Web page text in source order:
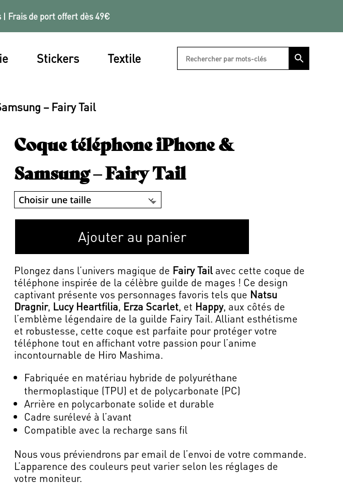
Frais de port offert dès 49€
Stickers Textile
– Fairy Tail
Coque téléphone iPhone &
Samsung – Fairy Tail
Ajouter au panier
Plongez dans l’univers magique de Fairy Tailavec cette coque de
téléphone inspirée de la célèbre guilde de mages ! Ce design
captivant présente vos personnages favoris tels que Natsu
Dragnir, Lucy Heartfilia, Erza Scarlet, et Happy, aux côtés de
l’emblème légendaire de la guilde Fairy Tail. Alliant esthétisme
et robustesse, cette coque est parfaite pour protéger votre
téléphone tout en affichant votre passion pour l’anime
incontournable de Hiro Mashima.
Fabriquée en matériau hybride de polyuréthane
thermoplastique (TPU) et de polycarbonate (PC)
Arrière en polycarbonate solide et durable
Cadre surélevé à l’avant
Compatible avec la recharge sans fil
Nous vous préviendrons par email de l’envoi de votre commande.
L’apparence des couleurs peut varier selon les réglages de
votre moniteur.